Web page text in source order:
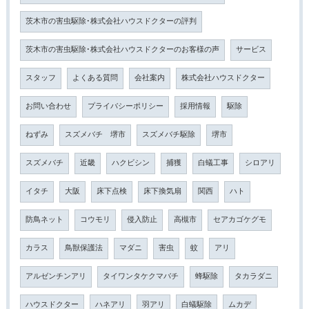
茨木市の害虫駆除･株式会社ハウスドクターの評判
茨木市の害虫駆除･株式会社ハウスドクターのお客様の声 サービス
スタッフ よくある質問 会社案内 株式会社ハウスドクター
お問い合わせ プライバシーポリシー 採用情報 駆除
ねずみ スズメバチ 堺市 スズメバチ駆除 堺市
スズメバチ 近畿 ハクビシン 捕獲 白蟻工事 シロアリ
イタチ 大阪 床下点検 床下換気扇 関西 ハト
防鳥ネット コウモリ 侵入防止 高槻市 セアカゴケグモ
カラス 鳥獣保護法 マダニ 害虫 蚊 アリ
アルゼンチンアリ タイワンタケクマバチ 蜂駆除 タカラダニ
ハウスドクター ハネアリ 羽アリ 白蟻駆除 ムカデ